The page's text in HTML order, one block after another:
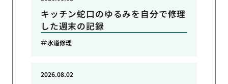
キッチン蛇口のゆるみを自分で修理
した週末の記録
水道修理
2026.08.02